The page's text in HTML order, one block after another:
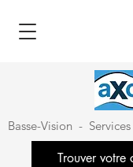
Basse-Vision - Services
Trouver votre